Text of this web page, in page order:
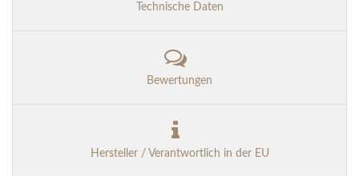
Technische Daten
Bewertungen
Hersteller / Verantwortlich in der EU